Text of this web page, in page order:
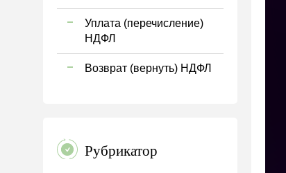
Уплата (перечисление)
НДФЛ
Возврат (вернуть) НДФЛ
Рубрикатор